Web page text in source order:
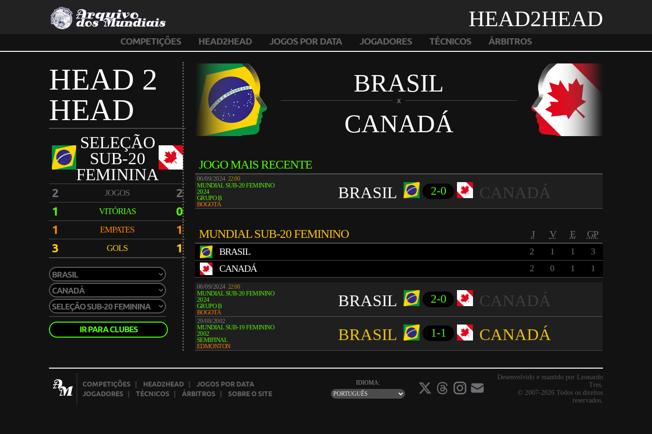
HEAD2HEAD
COMPETIÇÕES HEAD2HEAD JOGOS POR DATA JOGADORES TÉCNICOS ÁRBITROS
HEAD 2
HEAD
SELEÇÃO
SUB-20
FEMININA
2 JOGOS
2
1
VITÓRIAS
0
1
EMPATES
1
3
GOLS 1
IR PARA CLUBES
BRASIL
X
CANADÁ
JOGO MAIS RECENTE
06/09/2024 22:00
MUNDIAL SUB-20 FEMININO
2024
GRUPO B
BOGOTÁ
BRASIL 2-0 CANADÁ
MUNDIAL SUB-20 FEMININO J V E
GP
BRASIL
2 1 1 3
CANADÁ 2 0 1 1
06/09/2024 22:00
MUNDIAL SUB-20 FEMININO
2024
GRUPO B
BOGOTÁ
BRASIL 2-0 CANADÁ
29/08/2002
MUNDIAL SUB-19 FEMININO
2002
SEMIFINAL
EDMONTON
BRASIL 1-1 CANADÁ
COMPETIÇÕES HEAD2HEAD |JOGOS POR DATA
JOGADORES |TÉCNICOS |ÁRBITROS SOBRE O SITE
IDIOMA:
Desenvolvido e mantido por Leonardo
Tres.
© 2007-2026 Todos os direitos
reservados.